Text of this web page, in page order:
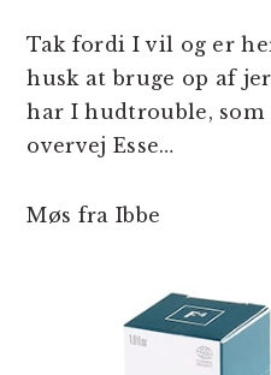
Tak fordi I vil og er
husk at bruge op af
har I hudtrouble, som
overvej Esse…
Møs fra Ibbe